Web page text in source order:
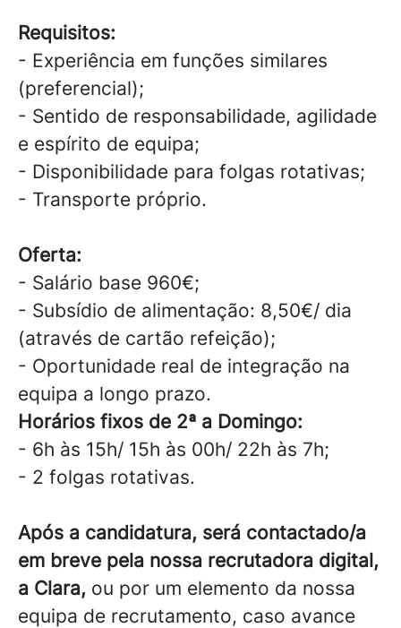
Requisitos:
- Experiência em funções similares
(preferencial);
- Sentido de responsabilidade, agilidade
e espírito de equipa;
- Disponibilidade para folgas rotativas;
- Transporte próprio.
Oferta:
- Salário base 960€;
- Subsídio de alimentação: 8,50€/ dia
(através de cartão refeição);
- Oportunidade real de integração na
equipa a longo prazo.
Horários fixos de 2ª a Domingo:
- 6h às 15h/ 15h às 00h/ 22h às 7h;
- 2 folgas rotativas.
Após a candidatura, será contactado/a
em breve pela nossa recrutadora digital,
a Clara, ou por um elemento da nossa
equipa de recrutamento, caso avance